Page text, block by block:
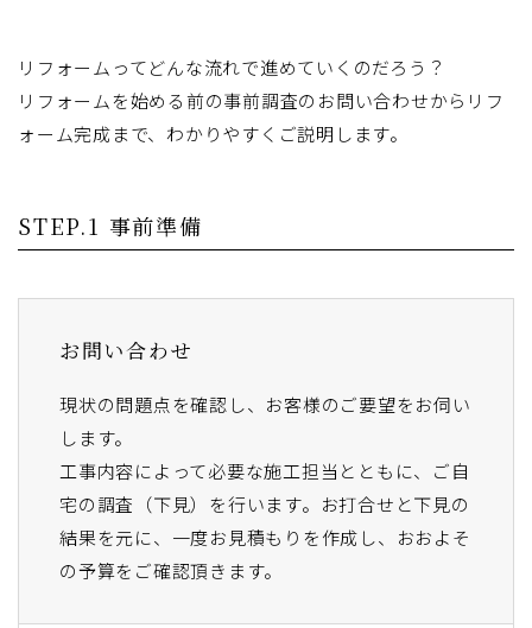
リフォームってどんな流れで進めていくのだろう？
リフォームを始める前の事前調査のお問い合わせからリフ
ォーム完成まで、わかりやすくご説明します。
STEP.1 事前準備
お問い合わせ
現状の問題点を確認し、お客様のご要望をお伺い
します。
工事内容によって必要な施工担当とともに、ご自
宅の調査（下見）を行います。お打合せと下見の
結果を元に、一度お見積もりを作成し、おおよそ
の予算をご確認頂きます。